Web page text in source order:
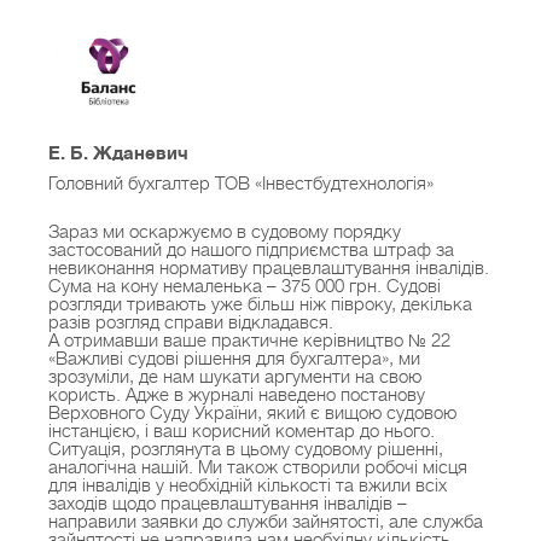
держорганів;
- добірку необхідних для роботи нормативних
документів і роз`яснювальних листів міністерств і
відомств за темою, яка розглядається у виданні;
- вичерпну інформацію за темою, яка цікавить
читачів, включаючи аналіз спірних і
неврегульованих законодавством ситуацій із
викладенням позиції держорганів, із посиланнями
на судову практику;
- готові вирішення проблемних питань, практичні
приклади, алгоритми дій, схеми бухгалтерських
проведень, зразки заповнення первинних
документів.
Е. Б. Жданевич
Головний бухгалтер ТОВ «Інвестбудтехнологія»
Зараз ми оскаржуємо в судовому порядку
застосований до нашого підприємства штраф за
невиконання нормативу працевлаштування інвалідів.
Сума на кону немаленька – 375 000 грн. Судові
розгляди тривають уже більш ніж півроку, декілька
разів розгляд справи відкладався.
А отримавши ваше практичне керівництво № 22
«Важливі судові рішення для бухгалтера», ми
зрозуміли, де нам шукати аргументи на свою
користь. Адже в журналі наведено постанову
Верховного Суду України, який є вищою судовою
інстанцією, і ваш корисний коментар до нього.
Ситуація, розглянута в цьому судовому рішенні,
аналогічна нашій. Ми також створили робочі місця
для інвалідів у необхідній кількості та вжили всіх
заходів щодо працевлаштування інвалідів –
направили заявки до служби зайнятості, але служба